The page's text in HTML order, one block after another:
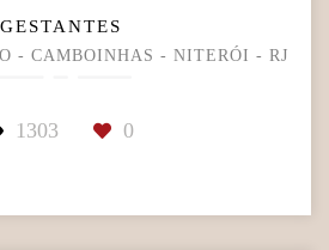
GESTANTES
- CAMBOINHAS - NITERÓI - RJ
1303 0